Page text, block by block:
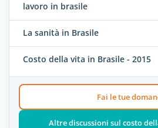
lavoro in brasile
La sanità in Brasile
Costo della vita in Brasile - 2015
Fai le tue
Altre discussioni sul costo